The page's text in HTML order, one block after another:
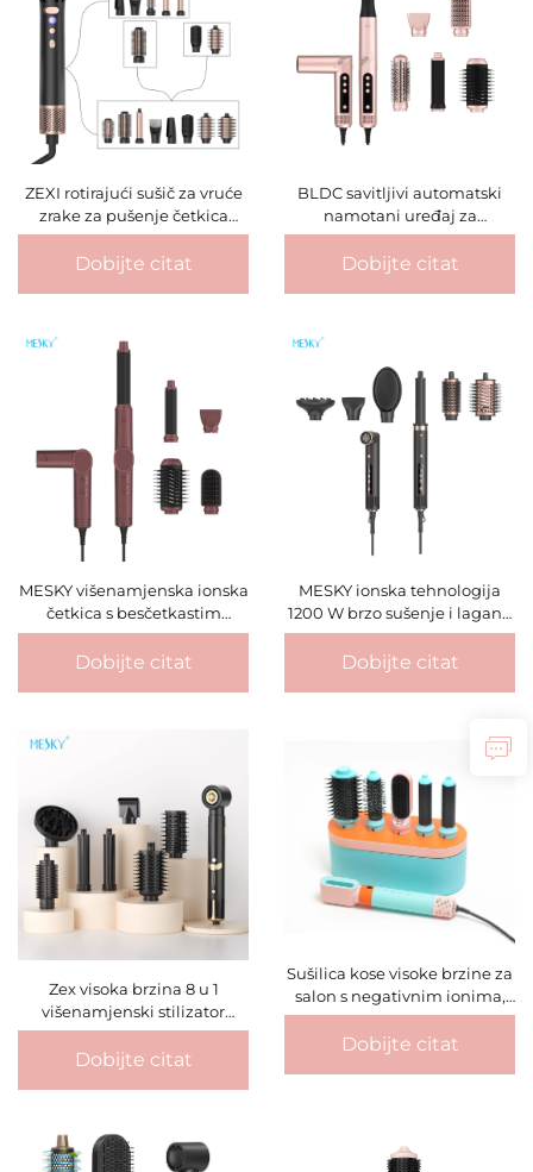
ZEXI rotirajući sušič za vruće
zrake za pušenje četkica
profesionalni 10 u 1 ravnač
češalj električni sušič za
Dobijte citat
BLDC savitljivi automatski
namotani uređaj za
stiliziranje kose negativni ioni
vrući uređaj za sušenje kose
Dobijte citat
MESKY višenamjenska ionska
četkica s besčetkastim
motorom 110,000 RPM 1300W
za valovito, sušenje i ravnanje
Dobijte citat
MESKY ionska tehnologija
1200 W brzo sušenje i lagana
konstrukcija savitljiva vruća
četkica za oblikovanje kose
Dobijte citat
Zex visoka brzina 8 u 1
višenamjenski stilizator
automatsko kovrčanje kose
jednostepeno sušilo četka
Dobijte citat
Sušilica kose visoke brzine za
salon s negativnim ionima,
pegla za valove, komplet za
vrući zrak, višenamjenski
Dobijte citat